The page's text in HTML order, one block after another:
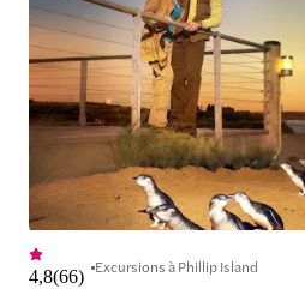
4,8(66) Excursions à Phillip Island